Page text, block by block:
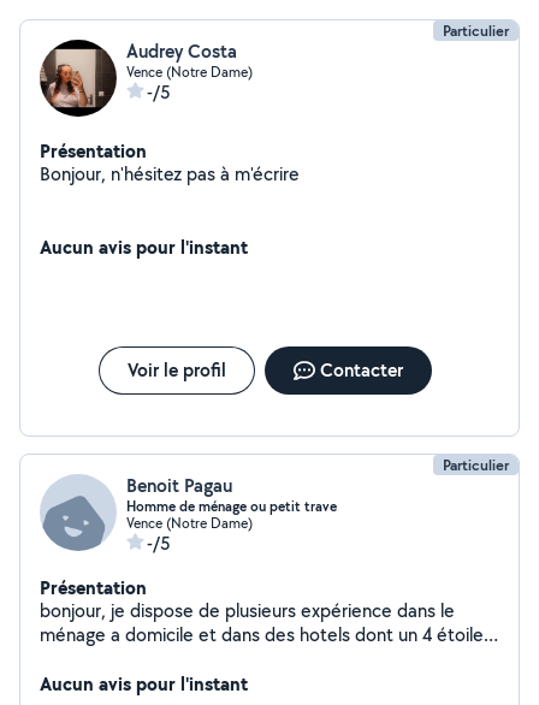
Particulier
Audrey Costa
Vence (Notre Dame)
-/5
Présentation
Bonjour, n'hésitez pas à m'écrire
Aucun avis pour l'instant
Voir le profil Contacter
Particulier
Benoit Pagau
Homme de ménage ou petit trave
Vence (Notre Dame)
-/5
Présentation
bonjour, je dispose de plusieurs expérience dans le
ménage a domicile et dans des hotels dont un 4 étoiles.
long de l'été pour du ménage a domicile ou des petit
Aucun avis pour l'instant